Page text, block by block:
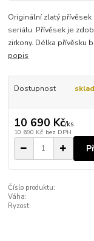
Originální zlatý
seriálu. Přívěsek je
zirkony. Délka přívěsku
popis
Dostupnost
10 690 Kč/ks
10 690 Kč bez DPH
Číslo produktu:
Váha:
Ryzost: